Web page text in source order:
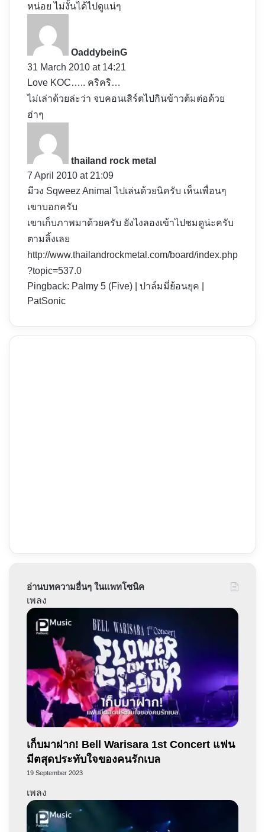
หน่อย ไม่งั้นได้ไปดูแน่ๆ
OaddybeinG
31 March 2010 at 14:21
Love KOC….. คริคริ…
ไม่เล่าด้วยล่ะว่า จบคอนเสิร์ตไปกินข้าวต้มต่อด้วย
ฮ่าๆ
thailand rock metal
:
7 April 2010 at 21:09
มีวง Sqweez Animal ไปเล่นด้วยนิครับ เห็นเพื่อนๆ
เขาบอกครับ
เขาเก็บภาพมาด้วยครับ ยังไงลองเข้าไปชมดูน่ะครับ
ตามลิ้งเลย
http://www.thailandrockmetal.com/board/index.php
?topic=537.0
Pingback: Palmy 5 (Five) | ปาล์มมี่ย้อนยุค |
PatSonic
อ่านบทความอื่นๆ ในแพทโซนิค
เพลง
เก็บมาฝาก! Bell Warisara 1st Concert แฟน
มีตสุดประทับใจของคนรักเบล
19 September 2023
เพลง